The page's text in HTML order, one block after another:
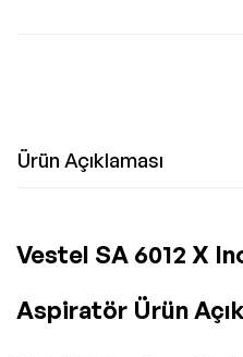
Ürün Açıklaması
Vestel SA 6012 X
Aspiratör Ürün